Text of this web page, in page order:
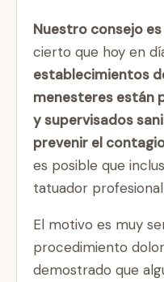
Nuestro consejo
cierto que hoy en
establecimientos
menesteres están
y supervisados
prevenir el
es posible que
tatuador
El motivo es muy
procedimiento
demostrado que